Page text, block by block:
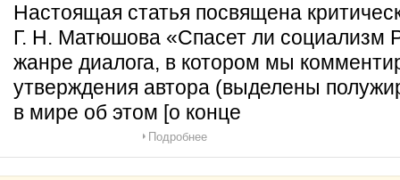
Настоящая статья посвящена
Г. Н. Матюшова «Спасет ли социализм
жанре диалога, в котором мы
утверждения автора (выделены
в мире об этом [о конце
Подробнее